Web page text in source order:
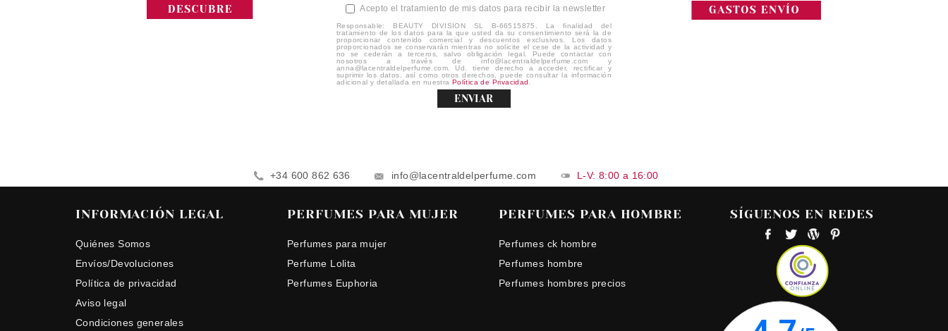
Acepto el tratamiento de mis datos para recibir la newsletter
Responsable: BEAUTY DIVISION SL B-66515875. La finalidad del
tratamiento de los datos para la que usted da su consentimiento será la de
proporcionar contenido comercial y descuentos exclusivos. Los datos
proporcionados se conservarán mientras no solicite el cese de la actividad y
no se cederán a terceros, salvo obligación legal. Puede contactar con
nosotros a través de info@lacentraldelperfume.com y
anna@lacentraldelperfume.com. Ud. tiene derecho a acceder, rectificar y
suprimir los datos, así como otros derechos, puede consultar la información
adicional y detallada en nuestra Política de Privacidad
ENVIAR
+34 600 862 636 info@lacentraldelperfume.com L-V: 8:00 a 16:00
INFORMACIÓN LEGAL
Quiénes Somos
Envíos/Devoluciones
Política de privacidad
Aviso legal
Condiciones generales
PERFUMES PARA MUJER
Perfumes para mujer
Perfume Lolita
Perfumes Euphoria
PERFUMES PARA HOMBRE
Perfumes ck hombre
Perfumes hombre
Perfumes hombres precios
SÍGUENOS EN REDES